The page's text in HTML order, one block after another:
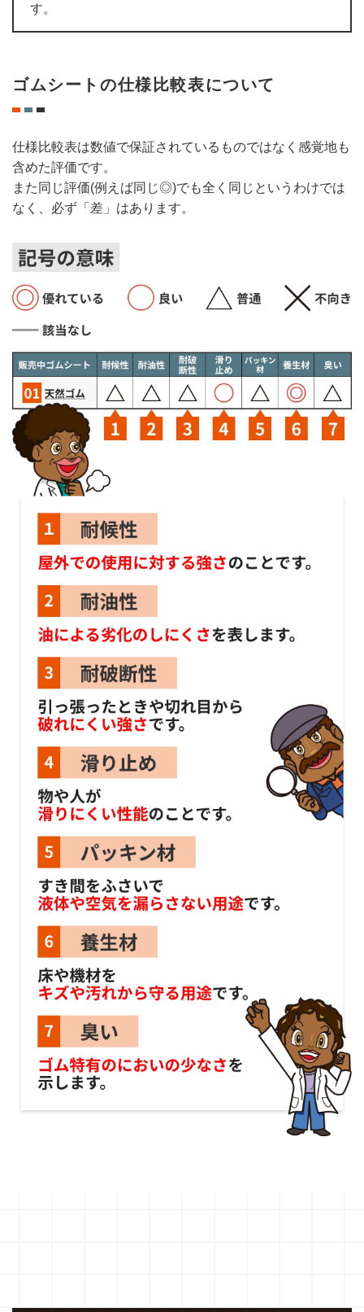
す。
ゴムシートの仕様比較表について
仕様比較表は数値で保証されているものではなく感覚地も
含めた評価です。
また同じ評価(例えば同じ◎)でも全く同じというわけでは
なく、必ず「差」はあります。